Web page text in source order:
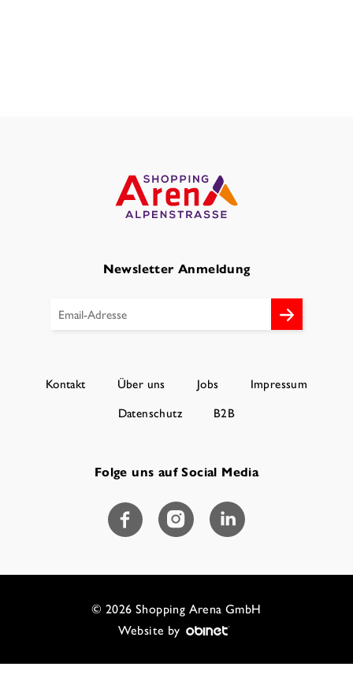
Newsletter Anmeldung
Kontakt Über uns Jobs
Impressum
Datenschutz
B2B
Folge uns auf Social Media
© 2026 Shopping Arena GmbH
Website by